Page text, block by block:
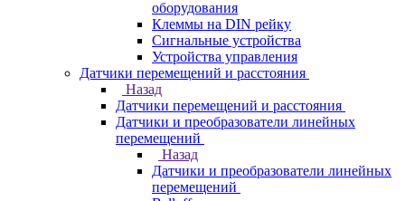
оборудования
Клеммы на DIN рейку
Сигнальные устройства
Устройства управления
Датчики перемещений и расстояния
Назад
Датчики перемещений и расстояния
Датчики и преобразователи линейных
перемещений
Назад
Датчики и преобразователи линейных
перемещений